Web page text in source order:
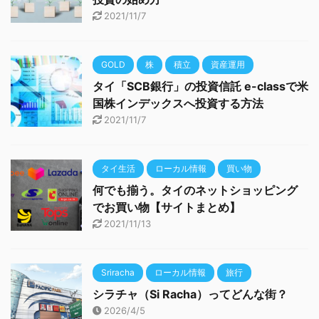
2021/11/7
GOLD 株 積立 資産運用
タイ「SCB銀行」の投資信託 e-classで米
国株インデックスへ投資する方法
2021/11/7
タイ生活 ローカル情報 買い物
何でも揃う。タイのネットショッピング
でお買い物【サイトまとめ】
2021/11/13
Sriracha ローカル情報 旅行
シラチャ（Si Racha）ってどんな街？
2026/4/5